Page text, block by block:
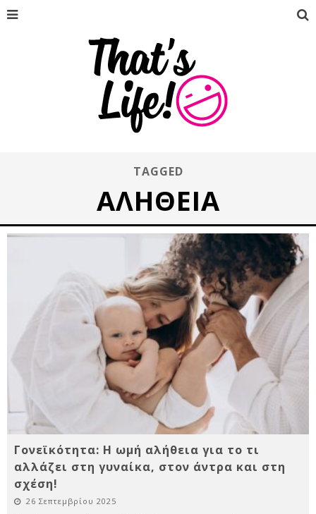
TAGGED
ΑΛΉΘΕΙΑ
Γονεϊκότητα: Η ωμή αλήθεια για το τι
αλλάζει στη γυναίκα, στον άντρα και στη
σχέση!
26 Σεπτεμβρίου 2025